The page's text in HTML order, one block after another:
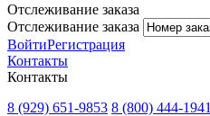
Отслеживание заказа
Отслеживание заказа
ВойтиРегистрация
Контакты
Контакты
8 (929) 651-9853 8 (800) 444-1941